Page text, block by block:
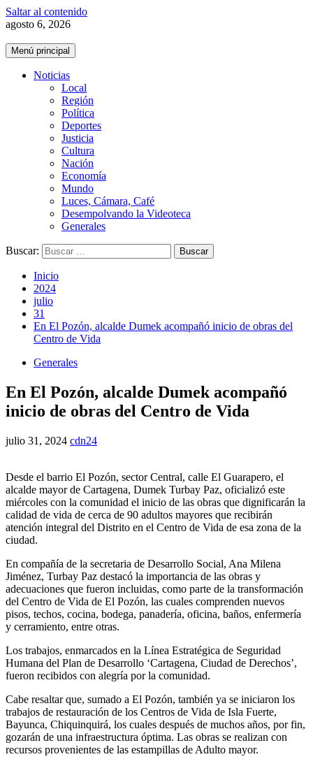
Saltar al contenido
agosto 6, 2026
Menú principal
Noticias
Local
Región
Política
Deportes
Justicia
Cultura
Nación
Economía
Mundo
Luces, Cámara, Café
Desempolvando la Videoteca
Generales
Buscar:
Inicio
2024
julio
31
En El Pozón, alcalde Dumek acompañó inicio de obras del
Centro de Vida
Generales
En El Pozón, alcalde Dumek acompañó
inicio de obras del Centro de Vida
julio 31, 2024 cdn24
Desde el barrio El Pozón, sector Central, calle El Guarapero, el
alcalde mayor de Cartagena, Dumek Turbay Paz, oficializó este
miércoles con la comunidad el inicio de las obras que dignificarán la
calidad de vida de cerca de 90 adultos mayores que recibirán
atención integral del Distrito en el Centro de Vida de esa zona de la
ciudad.
En compañía de la secretaria de Desarrollo Social, Ana Milena
Jiménez, Turbay Paz destacó la importancia de las obras y
adecuaciones que fueron incluidas, como parte de la transformación
del Centro de Vida de El Pozón, las cuales comprenden nuevos
pisos, techos, cocina, bodega, panadería, oficina, baños, enfermería
y cerramiento, entre otras.
Los trabajos, enmarcados en la Línea Estratégica de Seguridad
Humana del Plan de Desarrollo ‘Cartagena, Ciudad de Derechos’,
fueron recibidos con alegría por la comunidad.
Cabe resaltar que, sumado a El Pozón, también ya se iniciaron los
trabajos de restauración de los Centros de Vida de Isla Fuerte,
Bayunca, Chiquinquirá, los cuales después de muchos años, por fin,
gozarán de una infraestructura óptima. Las obras se realizan con
recursos provenientes de las estampillas de Adulto mayor.